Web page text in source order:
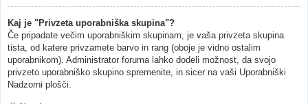
Kaj je "Privzeta uporabniška skupina"?
Če pripadate večim uporabniškim skupinam, je vaša privzeta skupina
tista, od katere privzamete barvo in rang (oboje je vidno ostalim
uporabnikom). Administrator foruma lahko dodeli možnost, da svojo
privzeto uporabniško skupino spremenite, in sicer na vaši Uporabniški
Nadzorni plošči.